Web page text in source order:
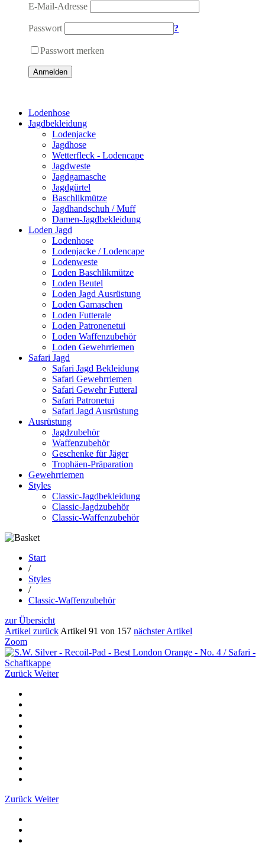
E-Mail-Adresse
Passwort ?
Passwort merken
Anmelden
Lodenhose
Jagdbekleidung
Lodenjacke
Jagdhose
Wetterfleck - Lodencape
Jagdweste
Jagdgamasche
Jagdgürtel
Baschlikmütze
Jagdhandschuh / Muff
Damen-Jagdbekleidung
Loden Jagd
Lodenhose
Lodenjacke / Lodencape
Lodenweste
Loden Baschlikmütze
Loden Beutel
Loden Jagd Ausrüstung
Loden Gamaschen
Loden Futterale
Loden Patronenetui
Loden Waffenzubehör
Loden Gewehrriemen
Safari Jagd
Safari Jagd Bekleidung
Safari Gewehrriemen
Safari Gewehr Futteral
Safari Patronetui
Safari Jagd Ausrüstung
Ausrüstung
Jagdzubehör
Waffenzubehör
Geschenke für Jäger
Trophäen-Präparation
Gewehrriemen
Styles
Classic-Jagdbekleidung
Classic-Jagdzubehör
Classic-Waffenzubehör
Start
/
Styles
/
Classic-Waffenzubehör
zur Übersicht
Artikel zurück Artikel 91 von 157 nächster Artikel
Zoom
Zurück Weiter
Zurück Weiter